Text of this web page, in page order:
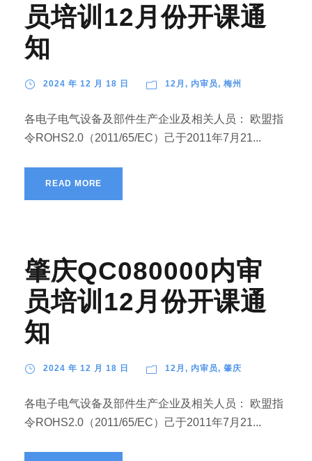
员培训12月份开课通
知
2024 年 12 月 18 日 12月 , 内审员, 梅州
各电子电气设备及部件生产企业及相关人员： 欧盟指
令ROHS2.0（2011/65/EC）己于2011年7月21...
READ MORE
肇庆QC080000内审
员培训12月份开课通
知
2024 年 12 月 18 日 12月 , 内审员, 肇庆
各电子电气设备及部件生产企业及相关人员： 欧盟指
令ROHS2.0（2011/65/EC）己于2011年7月21...